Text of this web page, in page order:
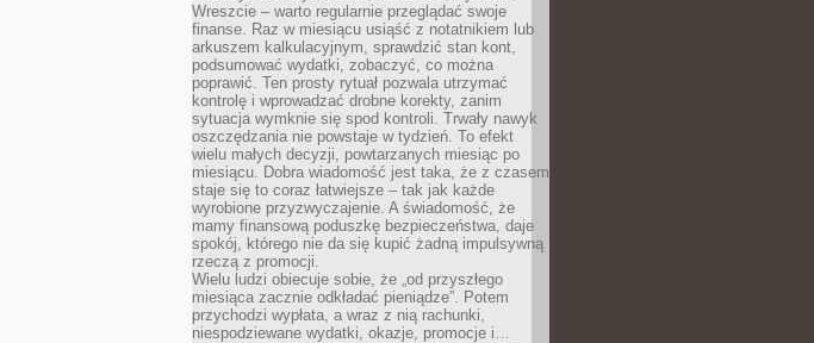
Wreszcie – warto regularnie przeglądać swoje
finanse. Raz w miesiącu usiąść z notatnikiem lub
arkuszem kalkulacyjnym, sprawdzić stan kont,
podsumować wydatki, zobaczyć, co można
poprawić. Ten prosty rytuał pozwala utrzymać
kontrolę i wprowadzać drobne korekty, zanim
sytuacja wymknie się spod kontroli. Trwały nawyk
oszczędzania nie powstaje w tydzień. To efekt
wielu małych decyzji, powtarzanych miesiąc po
miesiącu. Dobra wiadomość jest taka, że z czasem
staje się to coraz łatwiejsze – tak jak każde
wyrobione przyzwyczajenie. A świadomość, że
mamy finansową poduszkę bezpieczeństwa, daje
spokój, którego nie da się kupić żadną impulsywną
rzeczą z promocji.
Wielu ludzi obiecuje sobie, że „od przyszłego
miesiąca zacznie odkładać pieniądze”. Potem
przychodzi wypłata, a wraz z nią rachunki,
niespodziewane wydatki, okazje, promocje i…